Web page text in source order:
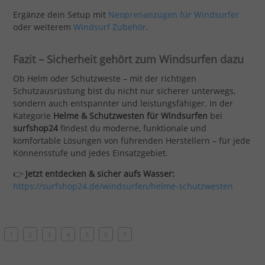
Ergänze dein Setup mit Neoprenanzügen für Windsurfer
oder weiterem Windsurf Zubehör.
Fazit – Sicherheit gehört zum Windsurfen dazu
Ob Helm oder Schutzweste – mit der richtigen
Schutzausrüstung bist du nicht nur sicherer unterwegs,
sondern auch entspannter und leistungsfähiger. In der
Kategorie Helme & Schutzwesten für Windsurfen bei
surfshop24findest du moderne, funktionale und
komfortable Lösungen von führenden Herstellern – für jede
Könnensstufe und jedes Einsatzgebiet.
👉 Jetzt entdecken & sicher aufs Wasser:
https://surfshop24.de/windsurfen/helme-schutzwesten
4